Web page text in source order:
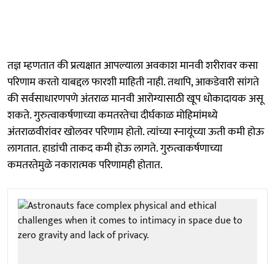
तज्ञ म्हणतात की प्रत्यक्षात आपल्याला अवकाश मानवी शरीरावर कसा
परिणाम करतो याबद्दल फारशी माहिती नाही. तथापि, आकडेवारी सांगते
की सर्वसाधारणपणे अंतराळ मानवी आरोग्यासाठी खूप धोकादायक असू
शकते. गुरुत्वाकर्षणाच्या कमतरतेचा दीर्घकाळ मोहिमांमध्ये
अंतराळवीरांवर खोलवर परिणाम होतो. त्यांच्या स्नायूंच्या ऊती कमी होऊ
लागतात. हाडांची ताकद कमी होऊ लागते. गुरुत्वाकर्षणाच्या
कमतरतेमुळे नकारात्मक परिणामही होतात.